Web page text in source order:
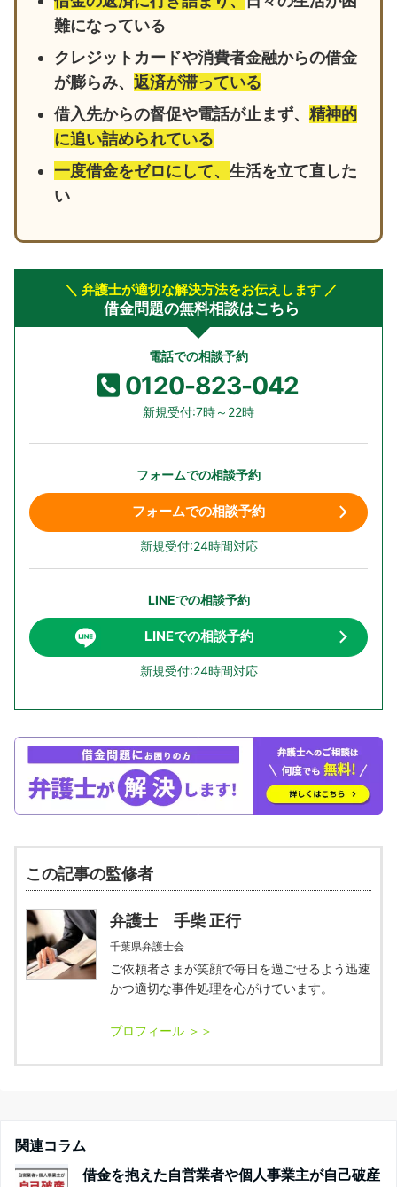
難になっている
クレジットカードや消費者金融からの借金
が膨らみ、 返済が滞っている
借入先からの督促や電話が止まず、 精神的
に追い詰められている
一度借金をゼロにして、 生活を立て直した
い
＼ 弁護士が適切な解決方法をお伝えします ／
借金問題の無料相談はこちら
電話での相談予約
0120-823-042
新規受付:7時～22時
フォームでの相談予約
フォームでの相談予約
新規受付:24時間対応
LINEでの相談予約
LINEでの相談予約
新規受付:24時間対応
この記事の監修者
弁護士 手柴 正行
千葉県弁護士会
ご依頼者さまが笑顔で毎日を過ごせるよう迅速
かつ適切な事件処理を心がけています。
関連コラム
借金を抱えた自営業者や個人事業主が自己破産